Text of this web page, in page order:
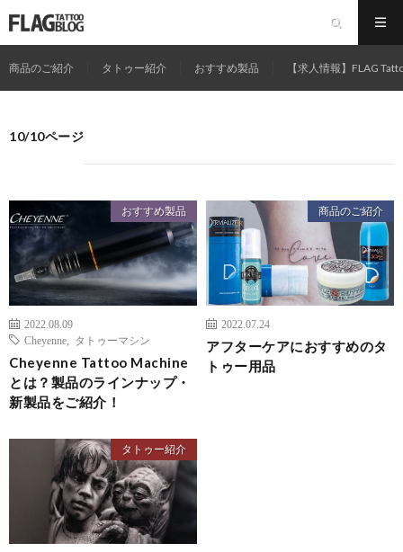
商品のご紹介 タトゥー紹介 おすすめ製品 【求人情報】FLAG
10/10ページ
おすすめ製品
2022.08.09
Cheyenne
タトゥーマシン
Cheyenne Tattoo Machine
とは？製品のラインナップ・
新製品をご紹介！
商品のご紹介
2022.07.24
アフターケアにおすすめのタ
トゥー用品
タトゥー紹介